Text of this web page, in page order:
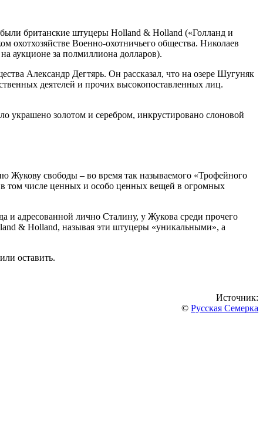
британские штуцеры Holland & Holland («Голланд и
охотхозяйстве Военно-охотничьего общества. Николаев
аукционе за полмиллиона долларов).
Александр Дегтярь. Он рассказал, что на озере Шугуняк
деятелей и прочих высокопоставленных лиц.
украшено золотом и серебром, инкрустировано слоновой
Жукову свободы – во время так называемого «Трофейного
в том числе ценных и особо ценных вещей в огромных
и адресованной лично Сталину, у Жукова среди прочего
& Holland, называя эти штуцеры «уникальными», а
оставить.
Источник:
© Русская Семерка